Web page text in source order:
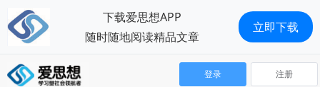
登录 注册
下载爱思想APP
随时随地阅读精品文章
立即下载